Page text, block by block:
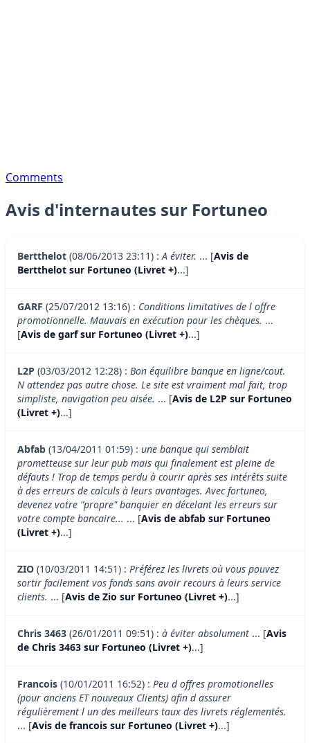
Comments
Avis d'internautes sur Fortuneo
Bertthelot (08/06/2013 23:11) :A éviter. ... [Avis de
Bertthelot sur Fortuneo (Livret +)...]
GARF (25/07/2012 13:16) : Conditions limitatives de l offre
promotionnelle. Mauvais en exécution pour les chèques. ...
[Avis de garf sur Fortuneo (Livret +)...]
L2P (03/03/2012 12:28) : Bon équilibre banque en ligne/cout.
N attendez pas autre chose. Le site est vraiment mal fait, trop
simpliste, navigation peu aisée. ... [Avis de L2P sur Fortuneo
(Livret +)...]
Abfab (13/04/2011 01:59) : une banque qui semblait
prometteuse sur leur pub mais qui finalement est pleine de
défauts ! Trop de temps perdu à courir après ses intérêts suite
à des erreurs de calculs à leurs avantages. Avec fortuneo,
devenez votre "propre" banquier en décelant les erreurs sur
votre compte bancaire... ... [Avis de abfab sur Fortuneo
(Livret +)...]
ZIO (10/03/2011 14:51) : Préférez les livrets où vous pouvez
sortir facilement vos fonds sans avoir recours à leurs service
clients. ... [Avis de Zio sur Fortuneo (Livret +)...]
Chris 3463 (26/01/2011 09:51) : à éviter absolument ... [Avis
de Chris 3463 sur Fortuneo (Livret +)...]
Francois (10/01/2011 16:52) : Peu d offres promotionelles
(pour anciens ET nouveaux Clients) afin d assurer
régulièrement l un des meilleurs taux des livrets réglementés.
... [Avis de francois sur Fortuneo (Livret +)...]